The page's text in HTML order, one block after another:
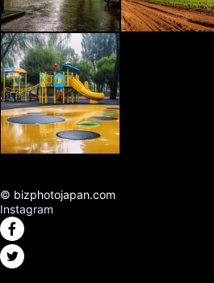
© bizphotojapan.com
Instagram